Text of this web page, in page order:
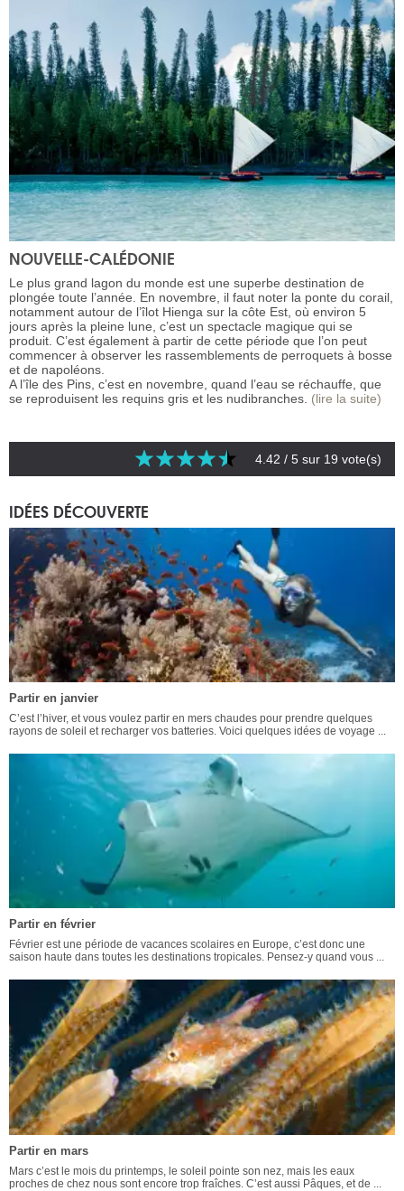
NOUVELLE-CALÉDONIE
Le plus grand lagon du monde est une superbe destination de
plongée toute l’année. En novembre, il faut noter la ponte du corail,
notamment autour de l’îlot Hienga sur la côte Est, où environ 5
jours après la pleine lune, c’est un spectacle magique qui se
produit. C’est également à partir de cette période que l’on peut
commencer à observer les rassemblements de perroquets à bosse
et de napoléons.
A l’île des Pins, c’est en novembre, quand l’eau se réchauffe, que
se reproduisent les requins gris et les nudibranches. (lire la suite)
4.42 / 5 sur 19 vote(s)
IDÉES DÉCOUVERTE
Partir en janvier
C’est l’hiver, et vous voulez partir en mers chaudes pour prendre quelques
rayons de soleil et recharger vos batteries. Voici quelques idées de voyage ...
Partir en février
Février est une période de vacances scolaires en Europe, c’est donc une
saison haute dans toutes les destinations tropicales. Pensez-y quand vous ...
Partir en mars
Mars c’est le mois du printemps, le soleil pointe son nez, mais les eaux
proches de chez nous sont encore trop fraîches. C’est aussi Pâques, et de ...